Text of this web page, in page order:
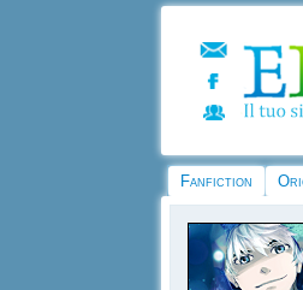
Fanfiction